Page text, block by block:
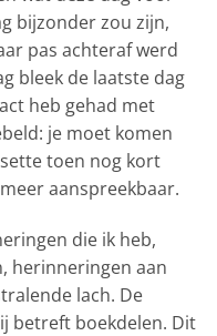
bijzonder zou zijn,
pas achteraf werd
bleek de laatste dag
heb gehad met
je moet komen
toen nog kort
aanspreekbaar.
die ik heb,
herinneringen aan
lach. De
betreft boekdelen. Dit